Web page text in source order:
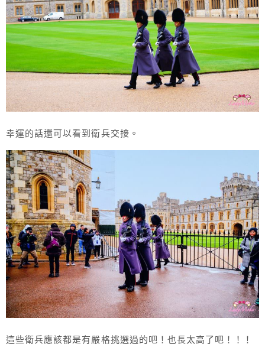
幸運的話還可以看到衛兵交接。
這些衛兵應該都是有嚴格挑選過的吧！也長太高了吧！！！